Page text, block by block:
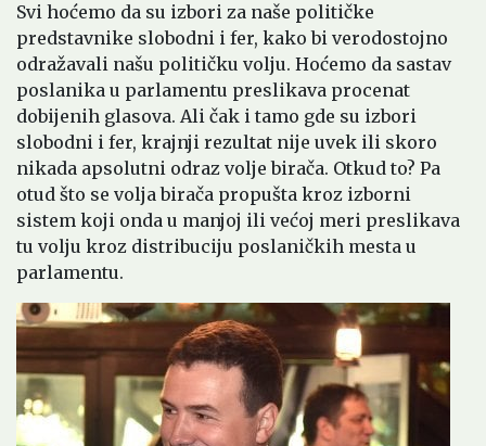
Svi hoćemo da su izbori za naše političke
predstavnike slobodni i fer, kako bi verodostojno
odražavali našu političku volju. Hoćemo da sastav
poslanika u parlamentu preslikava procenat
dobijenih glasova. Ali čak i tamo gde su izbori
slobodni i fer, krajnji rezultat nije uvek ili skoro
nikada apsolutni odraz volje birača. Otkud to? Pa
otud što se volja birača propušta kroz izborni
sistem koji onda u manjoj ili većoj meri preslikava
tu volju kroz distribuciju poslaničkih mesta u
parlamentu.